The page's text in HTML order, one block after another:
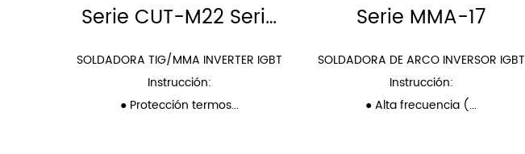
Serie CUT-M22 Serie
TIG/MMA-M22
SOLDADORA TIG/MMA INVERTER IGBT
Instrucción:
● Protección termos...
Serie MMA-17
SOLDADORA DE ARCO INVERSOR IGBT
Instrucción:
● Alta frecuencia (...